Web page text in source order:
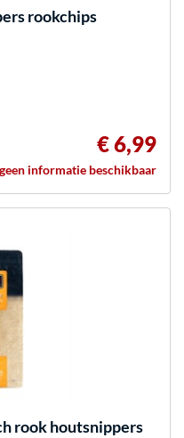
rookchips
€ 6,99
informatie beschikbaar
rook houtsnippers